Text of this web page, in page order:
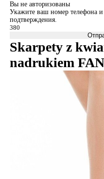
Вы не авторизованы
Укажите ваш номер телефона
подтверждения.
Skarpety z
nadrukiem